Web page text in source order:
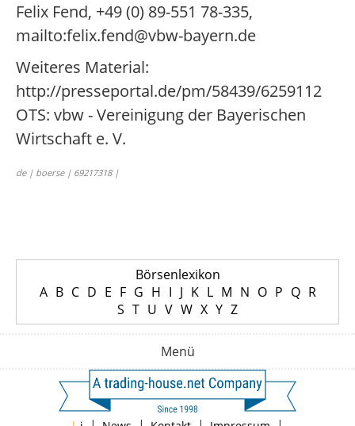
Felix Fend, +49 (0) 89-551 78-335,
mailto:felix.fend@vbw-bayern.de
Weiteres Material:
http://presseportal.de/pm/58439/6259112
OTS: vbw - Vereinigung der Bayerischen
Wirtschaft e. V.
de | boerse | 69217318 |
Börsenlexikon
A B C D E F G H I J K L M N O P Q R
S T U V W X Y Z
Menü